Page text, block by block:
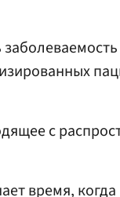
с
время,